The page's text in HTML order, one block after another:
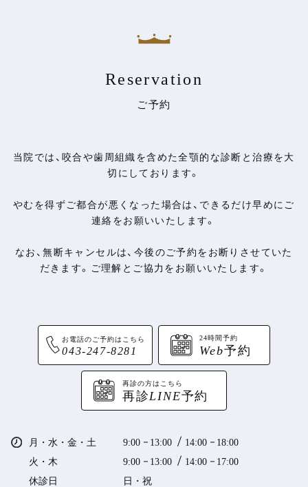
Reservation
ご予約
当院では、咬合や歯周組織を含めた全顎的な診断と治療を大
切にしております。
やむを得ずご都合が悪くなった場合は、できるだけ早めにご
連絡をお願いいたします。
なお、無断キャンセルは、今後のご予約をお断りさせていた
だきます。ご理解とご協力をお願いいたします。
お電話のご予約はこちら
043-247-8281
24時間予約
Web予約
再診の方はこちら
再診LINE予約
月・水・金・土 9:00 13:00 14:00
18:00
火・木
9:00 13:00 14:00
17:00
休診日
日・祝